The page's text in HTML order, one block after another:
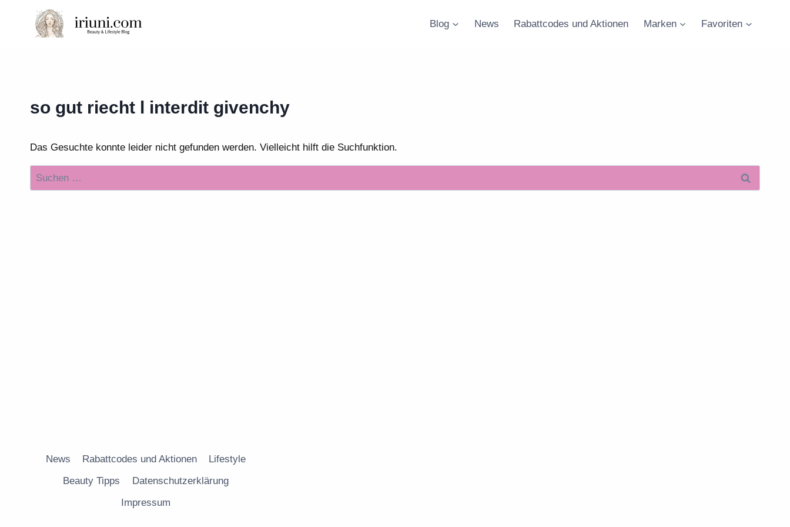
springen
Blog News Rabattcodes und Aktionen Marken Favoriten
so gut riecht l interdit givenchy
Das Gesuchte konnte leider nicht gefunden werden. Vielleicht hilft die Suchfunktion.
Suchen
nach:
News Rabattcodes und Aktionen
Lifestyle
Beauty Tipps
Datenschutzerklärung
Impressum